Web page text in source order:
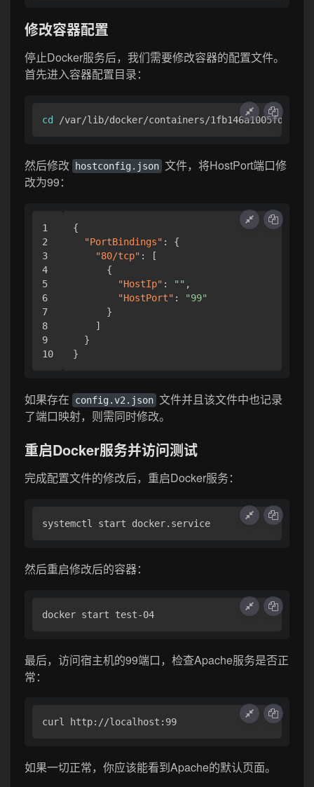
修改容器配置
停止Docker服务后，我们需要修改容器的配置文件。
首先进入容器配置目录：
cd
然后修改 hostconfig.json 文件，将HostPort端口修
改为99：
1
2
3
4
5
6
7
8
9
{
"PortBindings" :
{
"80/tcp" :
[
{
"HostIp" : "" ,
"HostPort" :
"99"
}
]
}
}
如果存在 config.v2.json 文件并且该文件中也记录
了端口映射，则需同时修改。
重启Docker服务并访问测试
完成配置文件的修改后，重启Docker服务：
然后重启修改后的容器：
最后，访问宿主机的99端口，检查Apache服务是否正
常：
如果一切正常，你应该能看到Apache的默认页面。